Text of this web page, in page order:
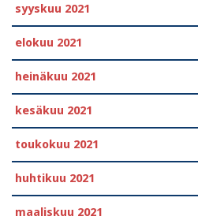
syyskuu 2021
elokuu 2021
heinäkuu 2021
kesäkuu 2021
toukokuu 2021
huhtikuu 2021
maaliskuu 2021